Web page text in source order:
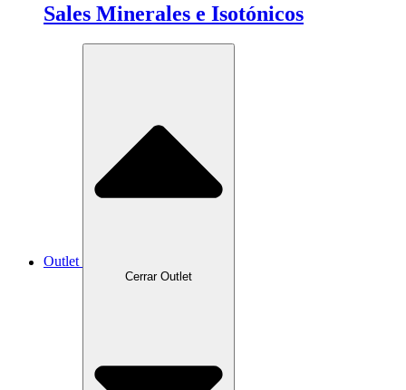
Sales Minerales e Isotónicos
Outlet
Cerrar Outlet